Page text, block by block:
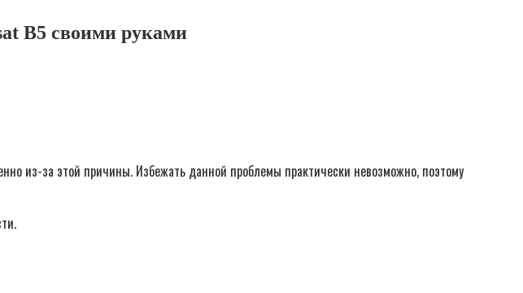
B5 своими руками
из-за этой причины. Избежать данной проблемы практически невозможно, поэтому